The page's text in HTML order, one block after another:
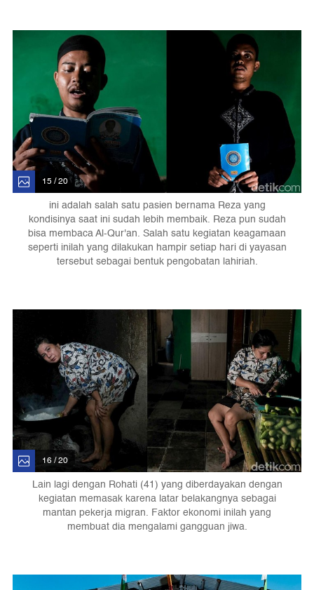
15 / 20
ini adalah salah satu pasien bernama Reza yang
kondisinya saat ini sudah lebih membaik. Reza pun sudah
bisa membaca Al-Qur'an. Salah satu kegiatan keagamaan
seperti inilah yang dilakukan hampir setiap hari di yayasan
tersebut sebagai bentuk pengobatan lahiriah.
16 / 20
Lain lagi dengan Rohati (41) yang diberdayakan dengan
kegiatan memasak karena latar belakangnya sebagai
mantan pekerja migran. Faktor ekonomi inilah yang
membuat dia mengalami gangguan jiwa.